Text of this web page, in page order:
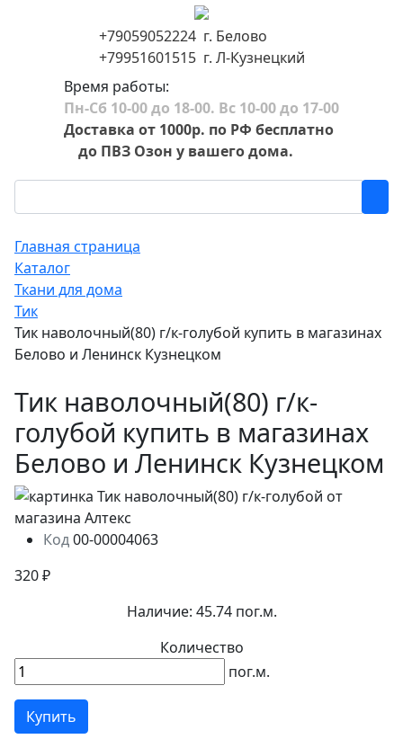
+79059052224 г. Белово
+79951601515 г. Л-Кузнецкий
Время работы:
Пн-Сб 10-00 до 18-00. Вс 10-00 до 17-00
Доставка от 1000р. по РФ бесплатно
до ПВЗ Озон у вашего дома.
Главная страница
Каталог
Ткани для дома
Тик
Тик наволочный(80) г/к-голубой купить в магазинах
Белово и Ленинск Кузнецком
Тик наволочный(80) г/к-
голубой купить в магазинах
Белово и Ленинск Кузнецком
Код00-00004063
320 ₽
Наличие: 45.74 пог.м.
Количество
пог.м.
Купить